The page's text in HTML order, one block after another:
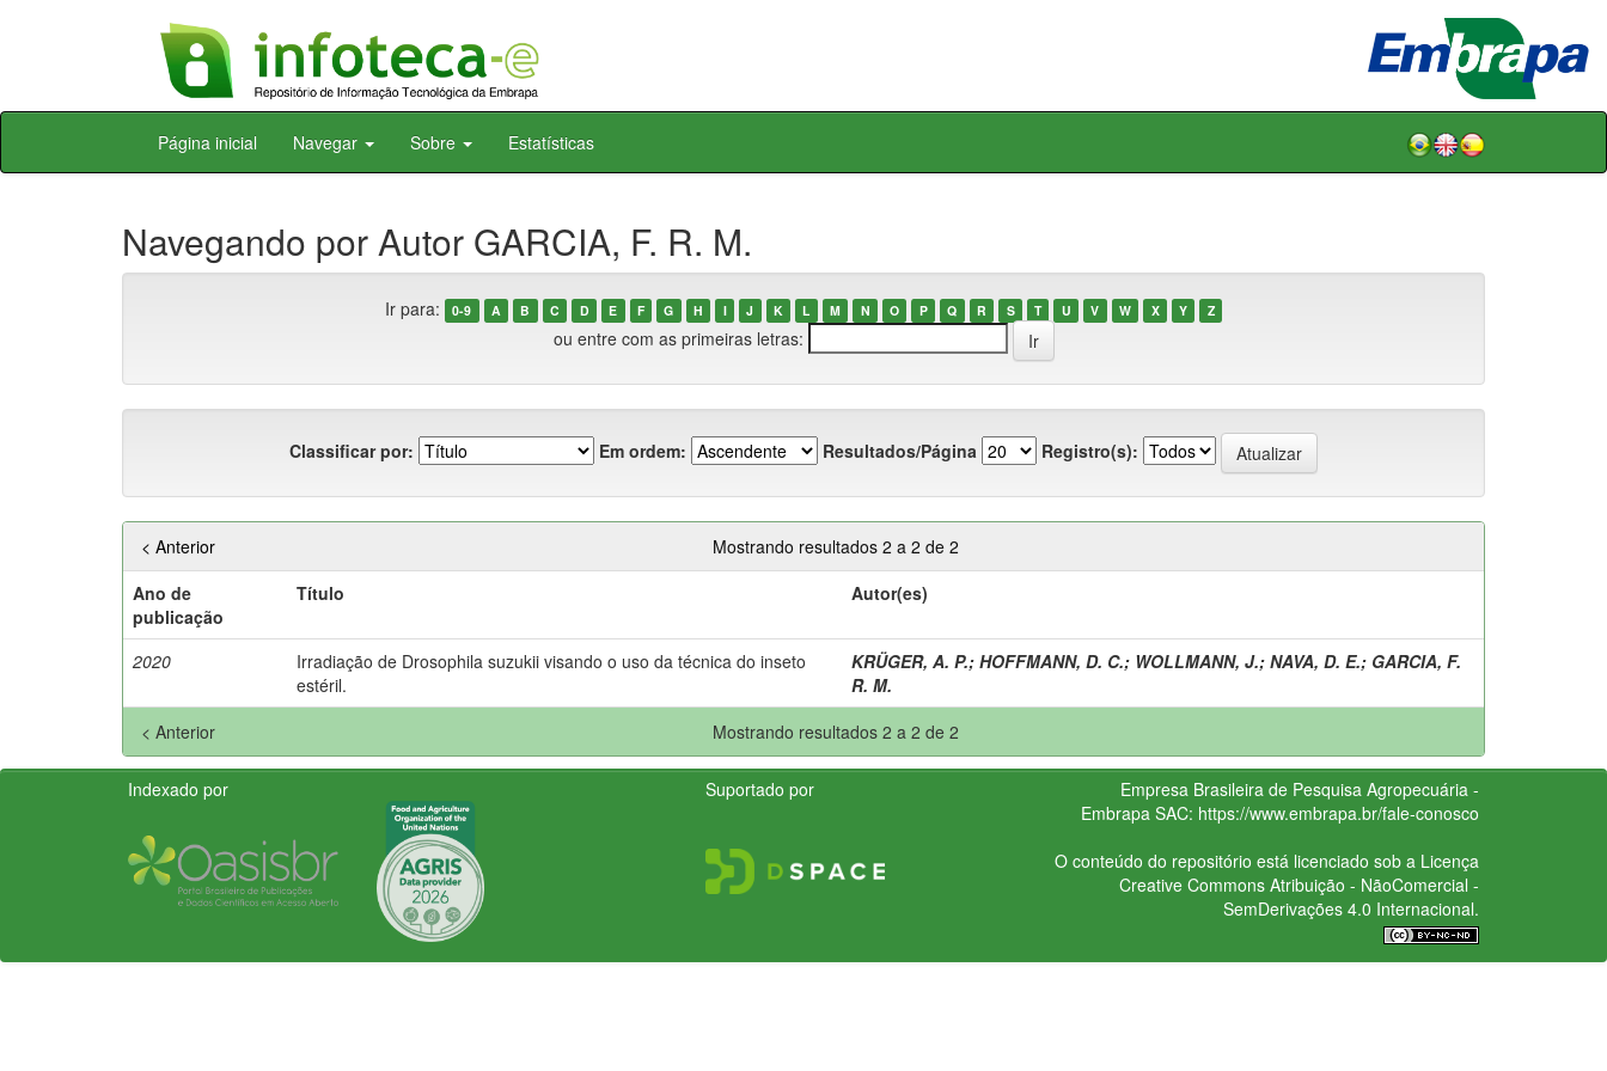
Skip
Página inicial Navegar Sobre Estatísticas
Navegando por Autor GARCIA, F. R. M.
Ir para: 0-9 A B C D E F G H I J K L M N O P Q R S T U V W X Y Z
ou entre com as primeiras letras:
Classificar por: Em ordem: Resultados/Página Registro(s):
Mostrando resultados 2 a 2 de 2
< Anterior
Ano de
publicação
Título Autor(es)
2020
Irradiação de Drosophila suzukii visando o uso da técnica do inseto
estéril.
KRÜGER, A. P.; HOFFMANN, D. C.; WOLLMANN, J.; NAVA, D. E.; GARCIA, F.
R. M.
Mostrando resultados 2 a 2 de 2
< Anterior
Indexado por Suportado por
Empresa Brasileira de Pesquisa Agropecuária -
Embrapa SAC: https://www.embrapa.br/fale-conosco
O conteúdo do repositório está licenciado sob a Licença
Creative CommonsAtribuição - NãoComercial -
SemDerivações 4.0 Internacional.